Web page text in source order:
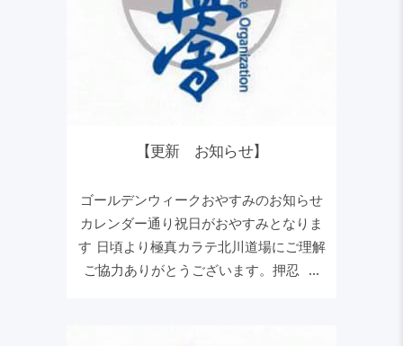
【更新 お知らせ】
ゴールデンウィークおやすみのお知らせ
カレンダー通り祝日がおやすみとなりま
す 日頃より極真カラテ北川道場にご理解
ご協力ありがとうございます。押忍 ...